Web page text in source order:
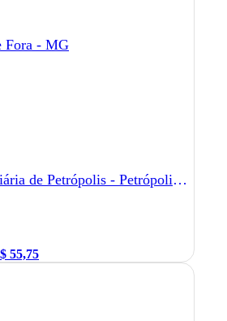
Fora - MG
Rodoviária de Petrópolis - Petrópolis - RJ
55,75